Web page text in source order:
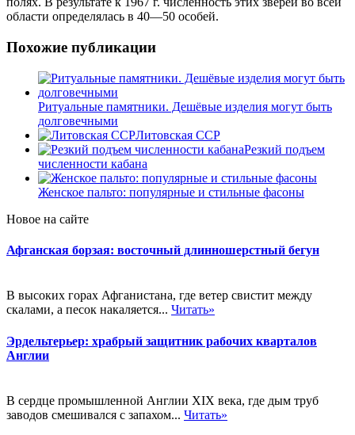
области определялась в 40—50 особей.
Похожие публикации
Ритуальные памятники. Дешёвые изделия могут быть
долговечными
Литовская ССР
Резкий подъем
численности кабана
Женское пальто: популярные и стильные фасоны
Новое на сайте
Афганская борзая: восточный длинношерстный бегун
В высоких горах Афганистана, где ветер свистит между
скалами, а песок накаляется... Читать»
Эрдельтерьер: храбрый защитник рабочих кварталов
Англии
В сердце промышленной Англии XIX века, где дым труб
заводов смешивался с запахом... Читать»